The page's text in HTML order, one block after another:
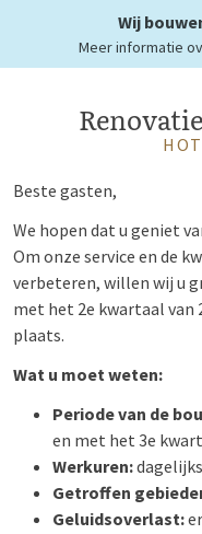
Wij
Meer informatie
toekomst!
Beste gasten,
We hopen dat u geniet
Om onze service en de
verbeteren, willen wij u
met het 2e kwartaal van
plaats.
Wat u moet weten:
Periode van de
en met het 3e
Werkuren:
Getroffen
Geluidsoverlast: